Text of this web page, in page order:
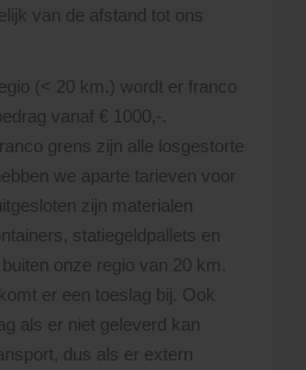
van de afstand tot ons
(< 20 km.) wordt er franco
vanaf € 1000,-.
grens zijn alle losgestorte
we aparte tarieven voor
zijn materialen
statiegeldpallets en
onze regio van 20 km.
er een toeslag bij. Ook
als er niet geleverd kan
dus als er extern